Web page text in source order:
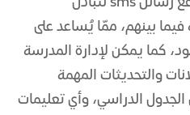
فيما بينهم، ممّا يُساعد على
كما يمكن لإدارة المدرسة
والتحديثات المهمة
الدراسي، وأي تعليمات